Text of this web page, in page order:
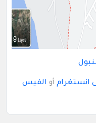
انستغرام أو الفيس